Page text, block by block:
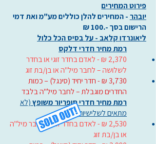
פירוט המחירים
יובהר - המחירים להלן כוללים מע"מ ואת דמי
הרישום בסך -.100 ₪
ליאונרדו קלאב - על בסיס הכל כלול
רמת מחיר חדרי דלקס
2,370 ₪ - לאדם בחדר זוגי או בחדר
לשלושה – לחבר מיל"ה או בן/בת זוג
3,730 ₪ - חדר יחיד (סינגל) – כמות
החדרים מוגבלת – לחבר מיל"ה בלבד
רמת מחיר חדרי סופריור משופץ(לא
מתאים לשלישיות)
2,530 ₪ - לאדם בחדר זוגי – לחבר מיל"ה
או בן/בת זוג